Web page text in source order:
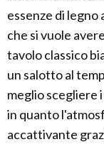
essenze di legno
che si vuole
tavolo classico
un salotto al
meglio scegliere
in quanto
accattivante